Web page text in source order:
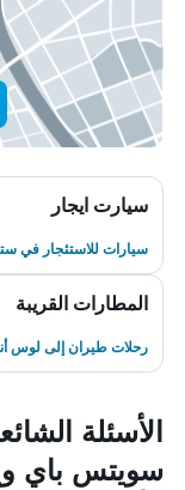
سيارت ايجار
سيارات للاستئجار في
المطارات القريبة
رحلات طيران إلى لوس
الأسئلة
سويتس باي